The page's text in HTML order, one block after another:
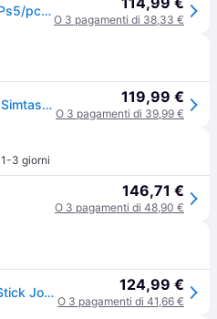
Thrustmaster Farming Stick Ps5/pc Joystick Argento
O 3 pagamenti di 38,33 €
JOYSTICK THRUSTMASTER Simtask Farming Stick P 119,99 €
O 3 pagamenti di 39,99 €
1-3 giorni
146,71 €
O 3 pagamenti di 48,90 €
Thrustmaster SimTask FarmStick Joystick Multifunzione PS5 PC 33 pulsanti 3 assi H.E.A.R.T colore Nero 124,99 €
O 3 pagamenti di 41,66 €